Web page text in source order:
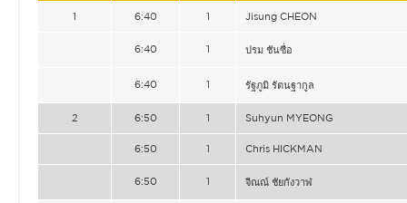
1 6:40 1 Jisung CHEON
6:40 1 ปรม ชันซื่อ
6:40 1 รัฐภูมิ รัตนฐากูล
2 6:50 1 Suhyun MYEONG
6:50 1 Chris HICKMAN
6:50 1 จีณณ์ ชัยกังวาฬ